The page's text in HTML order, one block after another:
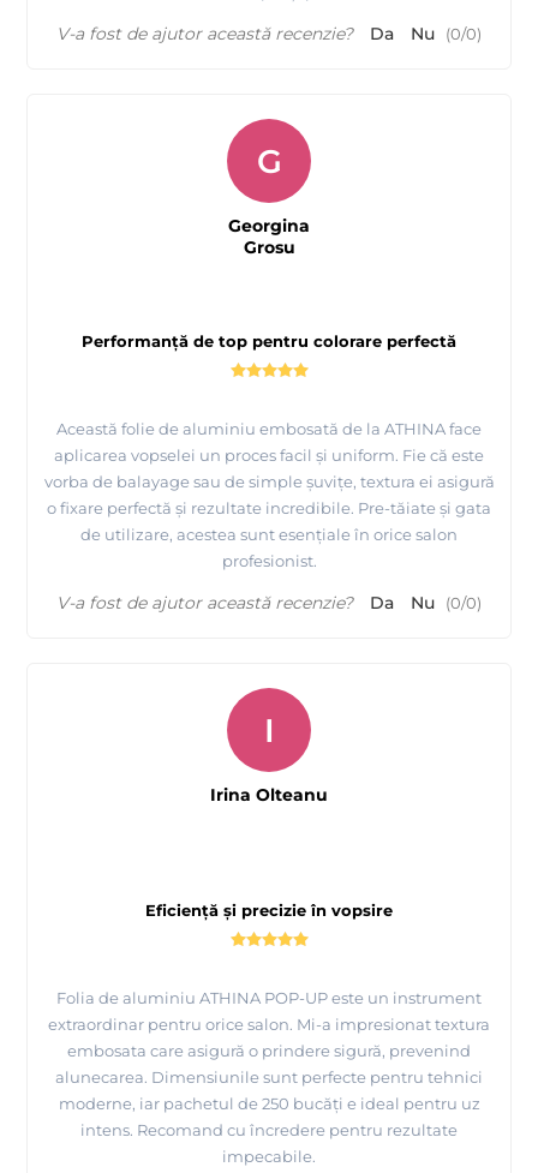
V-a fost de ajutor această recenzie? Da Nu (0/0)
Performanță de top pentru colorare perfectă
Această folie de aluminiu embosată de la ATHINA face
aplicarea vopselei un proces facil și uniform. Fie că este
vorba de balayage sau de simple șuvițe, textura ei asigură
o fixare perfectă și rezultate incredibile. Pre-tăiate și gata
de utilizare, acestea sunt esențiale în orice salon
profesionist.
G
Georgina
Grosu
V-a fost de ajutor această recenzie? Da Nu (0/0)
Eficiență și precizie în vopsire
Folia de aluminiu ATHINA POP-UP este un instrument
extraordinar pentru orice salon. Mi-a impresionat textura
embosata care asigură o prindere sigură, prevenind
alunecarea. Dimensiunile sunt perfecte pentru tehnici
moderne, iar pachetul de 250 bucăți e ideal pentru uz
intens. Recomand cu încredere pentru rezultate
impecabile.
I
Irina Olteanu